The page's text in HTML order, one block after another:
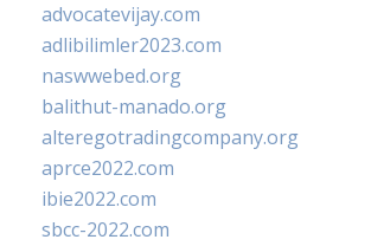
advocatevijay.com
adlibilimler2023.com
naswwebed.org
balithut-manado.org
alteregotradingcompany.org
aprce2022.com
ibie2022.com
sbcc-2022.com